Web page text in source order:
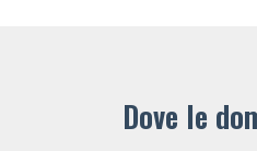
Dove le